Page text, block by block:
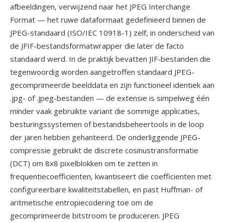
afbeeldingen, verwijzend naar het JPEG Interchange
Format — het ruwe dataformaat gedefinieerd binnen de
JPEG-standaard (ISO/IEC 10918-1) zelf, in onderscheid van
de JFIF-bestandsformatwrapper die later de facto
standaard werd. In de praktijk bevatten JIF-bestanden die
tegenwoordig worden aangetroffen standaard JPEG-
gecomprimeerde beelddata en zijn functioneel identiek aan
.jpg- of .jpeg-bestanden — de extensie is simpelweg één
minder vaak gebruikte variant die sommige applicaties,
besturingssystemen of bestandsbeheertools in de loop
der jaren hebben gehanteerd. De onderliggende JPEG-
compressie gebruikt de discrete cosinustransformatie
(DCT) om 8x8 pixelblokken om te zetten in
frequentiecoefficienten, kwantiseert die coefficienten met
configureerbare kwaliteitstabellen, en past Huffman- of
aritmetische entropiecodering toe om de
gecomprimeerde bitstroom te produceren. JPEG